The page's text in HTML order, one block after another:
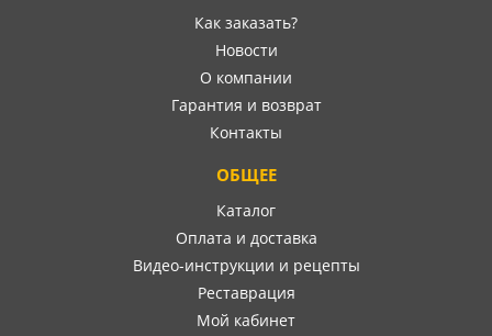
Как заказать?
Новости
О компании
Гарантия и возврат
Контакты
ОБЩЕЕ
Каталог
Оплата и доставка
Видео-инструкции и рецепты
Реставрация
Мой кабинет